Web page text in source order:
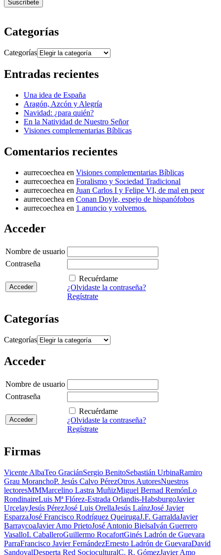
Categorías
Categorías
Entradas recientes
Una idea de España
Aragón, Azcón y Alegría
Navidad: ¿para quién?
En la Natividad de Nuestro Señor
Visiones complementarias Bíblicas
Comentarios recientes
aurrecoechea en Visiones complementarias Bíblicas
aurrecoechea en Foralismo y Sociedad Tradicional
aurrecoechea en Juan Carlos I y Felipe VI, de mal en peor
aurrecoechea en Conan Doyle, espejo de hispanófobos
aurrecoechea en 1 anuncio y volvemos.
Acceder
Nombre de usuario
Contraseña
Recuérdame
¿Olvidaste la contraseña?
Regístrate
Categorías
Categorías
Acceder
Nombre de usuario
Contraseña
Recuérdame
¿Olvidaste la contraseña?
Regístrate
Firmas
Vicente AlbaTeo GraciánSergio BenitoSebastián UrbinaRamiro
Grau MoranchoP. Jesús Calvo PérezOtros AutoresNuestros
lectoresMMMarcelino Lastra MuñizMiguel Bernad RemónLo
RondinaireLuis Mª Flórez-Estrada Orlandis-HabsburgoJavier
UrcelayJesús PérezJosé Luis OrellaJesús LaínzJosé Javier
EsparzaJosé Francisco Rodríguez QueirugaJ.F. GarraldaJavier
BarraycoaJavier Amo PrietoJosé Antonio BielsaIván Guerrero
VasalloI. CaballeroGuillermo RocafortGinés Ladrón de Guevara
ParraFrancisco Javier FernándezErnesto Ladrón de GuevaraDavid
SandovalDesperta Red SocioculturalC. R. GómezJavier Amo